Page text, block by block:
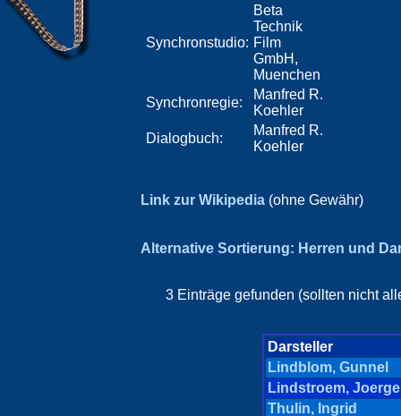
Synchronstudio:
Beta
Technik
Film
GmbH,
Muenchen
Synchronregie:
Manfred R.
Koehler
Dialogbuch:
Manfred R.
Koehler
Link zur Wikipedia (ohne Gewähr)
Alternative Sortierung: Herren und
3 Einträge gefunden (sollten nicht
Darsteller
Lindblom, Gunnel
Lindstroem,
Thulin, Ingrid